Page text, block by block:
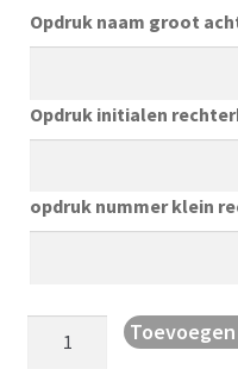
Opdruk naam groot
Opdruk initialen
opdruk nummer klein